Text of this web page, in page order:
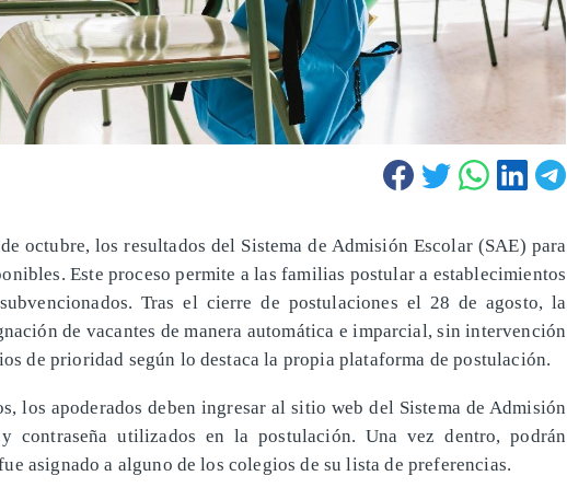
octubre, los resultados del Sistema de Admisión Escolar (SAE) para
Este proceso permite a las familias postular a establecimientos
Tras el cierre de postulaciones el 28 de agosto, la
de vacantes de manera automática e imparcial, sin intervención
de prioridad según lo destaca la propia plataforma de postulación.
los apoderados deben ingresar al sitio web del Sistema de Admisión
contraseña utilizados en la postulación. Una vez dentro, podrán
asignado a alguno de los colegios de su lista de preferencias.